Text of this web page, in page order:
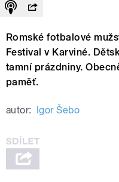
Romské fotbalové
Festival v Karviné.
tamní prázdniny.
paměť.
autor: Igor Šebo